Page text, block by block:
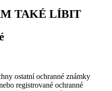
TAKÉ LÍBIT
ostatní ochranné známky
registrované ochranné